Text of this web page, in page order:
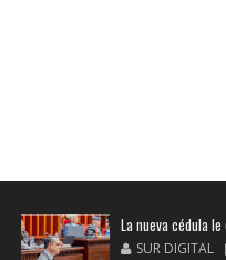
La nueva cédula
SUR DIGITAL